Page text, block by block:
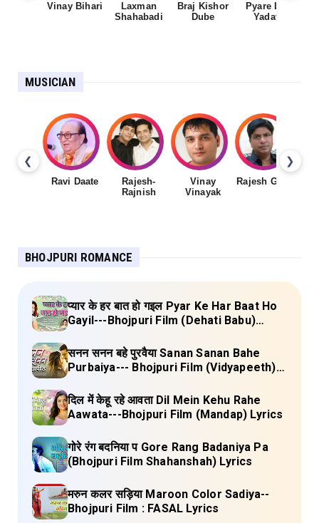
Vinay Bihari
Laxman
Shahabadi
Braj Kishor
Dube
Pyare Lal
Yadav
MUSICIAN
❮ ❯
Ravi Daate
Rajesh-
Rajnish
Vinay
Vinayak
Rajesh Gupta
BHOJPURI ROMANCE
प्यार के हर बात हो गइल Pyar Ke Har Baat Ho
Gayil---Bhojpuri Film (Dehati Babu)
सनन सनन बहे पुरवैया Sanan Sanan Bahe
Purbaiya--- Bhojpuri Film (Vidyapeeth)
दिल में केहू रहे आवता Dil Mein Kehu Rahe
Aawata---Bhojpuri Film (Mandap) Lyrics
गोरे रंग बदनिया प Gore Rang Badaniya Pa
(Bhojpuri Film Shahanshah) Lyrics
मरुन कलर सड़िया Maroon Color Sadiya--
Bhojpuri Film : FASAL Lyrics